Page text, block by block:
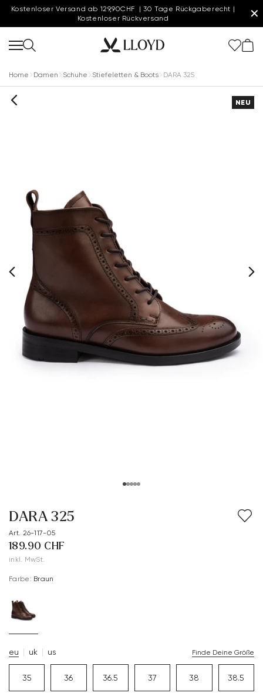
Kostenloser Versand ab 129,90CHF | 30 Tage Rückgaberecht |
Kostenloser Rückversand
✕
Home Damen Schuhe Stiefeletten & Boots DARA 325
NEU
DARA 325
Art. 26-117-05
189.90 CHF
inkl. MwSt.
Farbe: Braun
eu uk us Finde Deine Größe
35 36 36.5 37 38 38.5